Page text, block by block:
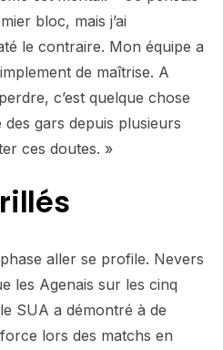
bloc, mais j’ai
le contraire. Mon équipe a
de maîtrise. A
c’est quelque chose
gars depuis plusieurs
ces doutes. »
aller se profile. Nevers
les Agenais sur les cinq
SUA a démontré à de
lors des matchs en